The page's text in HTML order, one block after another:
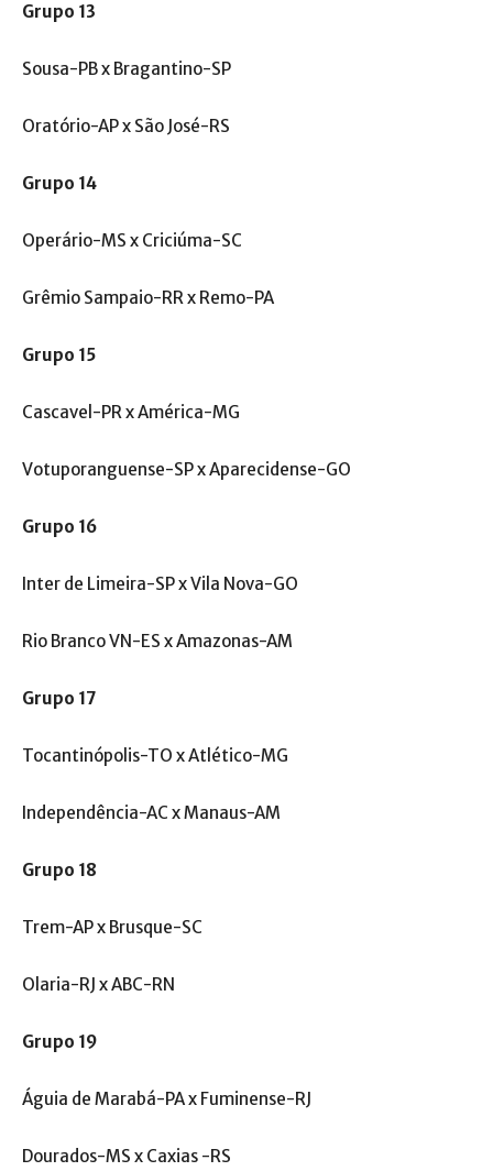
Grupo 13
Sousa-PB x Bragantino-SP
Oratório-AP x São José-RS
Grupo 14
Operário-MS x Criciúma-SC
Grêmio Sampaio-RR x Remo-PA
Grupo 15
Cascavel-PR x América-MG
Votuporanguense-SP x Aparecidense-GO
Grupo 16
Inter de Limeira-SP x Vila Nova-GO
Rio Branco VN-ES x Amazonas-AM
Grupo 17
Tocantinópolis-TO x Atlético-MG
Independência-AC x Manaus-AM
Grupo 18
Trem-AP x Brusque-SC
Olaria-RJ x ABC-RN
Grupo 19
Águia de Marabá-PA x Fuminense-RJ
Dourados-MS x Caxias -RS